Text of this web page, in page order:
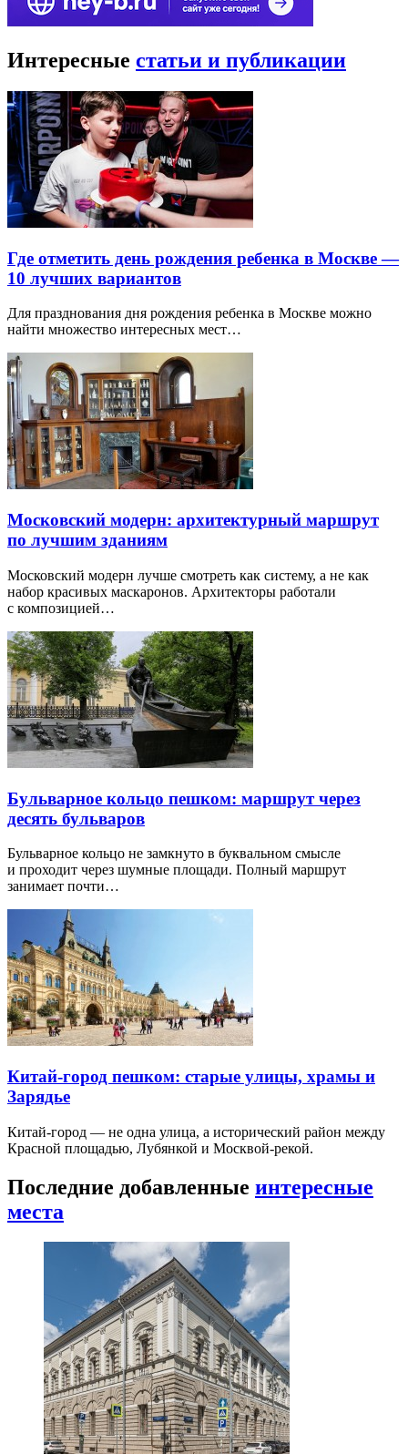
Интересные статьи и публикации
Где отметить день рождения ребенка в Москве —
10 лучших вариантов
Для празднования дня рождения ребенка в Москве можно
найти множество интересных мест…
Московский модерн: архитектурный маршрут
по лучшим зданиям
Московский модерн лучше смотреть как систему, а не как
набор красивых маскаронов. Архитекторы работали
с композицией…
Бульварное кольцо пешком: маршрут через
десять бульваров
Бульварное кольцо не замкнуто в буквальном смысле
и проходит через шумные площади. Полный маршрут
занимает почти…
Китай-город пешком: старые улицы, храмы и
Зарядье
Китай-город — не одна улица, а исторический район между
Красной площадью, Лубянкой и Москвой-рекой.
Последние добавленные интересные
места